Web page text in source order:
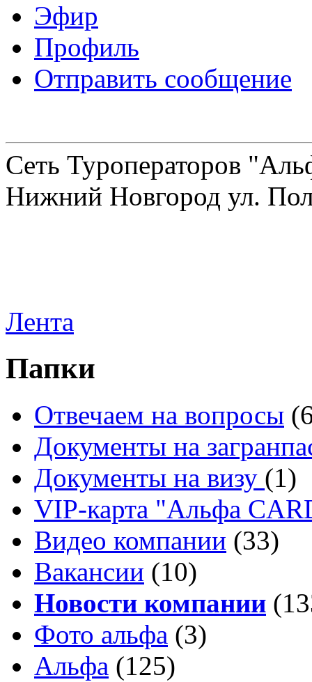
Эфир
Профиль
Отправить сообщение
Сеть Туроператоров
Нижний Новгород ул.
Лента
Папки
Отвечаем на вопросы
Документы на
Документы на визу (1)
VIP-карта "Альфа
Видео компании (33)
Вакансии (10)
Новости компании
Фото альфа (3)
Альфа (125)